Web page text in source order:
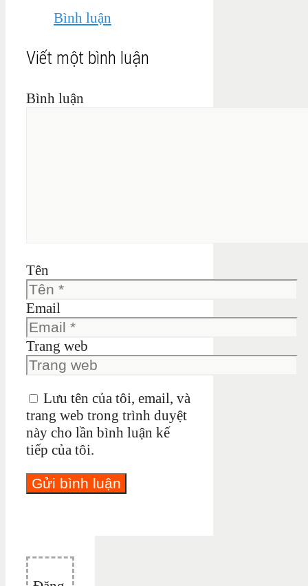
Bình luận
Viết một bình luận
Bình luận
Tên
Email
Trang web
Lưu tên của tôi, email, và
trang web trong trình duyệt
này cho lần bình luận kế
tiếp của tôi.